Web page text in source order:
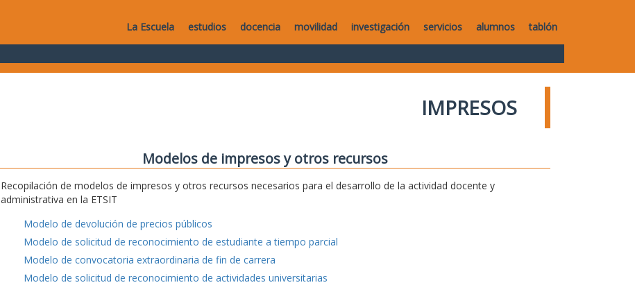
La Escuela estudios docencia movilidad investigación servicios alumnos tablón
IMPRESOS
Modelos de impresos y otros recursos
Recopilación de modelos de impresos y otros recursos necesarios para el desarrollo de la actividad docente y
administrativa en la ETSIT
Modelo de devolución de precios públicos
Modelo de solicitud de reconocimiento de estudiante a tiempo parcial
Modelo de convocatoria extraordinaria de fin de carrera
Modelo de solicitud de reconocimiento de actividades universitarias